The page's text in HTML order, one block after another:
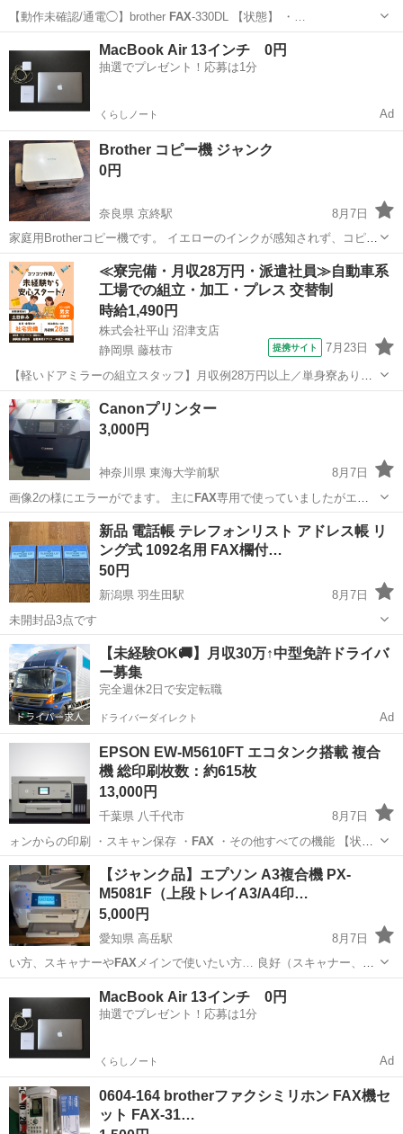
【動作未確認/通電◯】brother FAX -330DL 【状態】 ・…
船橋市 電話、ＦＡＸ brother
MacBook Air 13インチ 0円
抽選でプレゼント！応募は1分
くらしノート Ad
Brother コピー機 ジャンク
0円
奈良県 京終駅
8月7日
家庭用Brotherコピー機です。 イエローのインクが感知されず、コピー
ができませんが、ＦＡＸは、送る分には使えます。 部品が欲しい方や
修理して使ってみたい人におすすめします。 早く取りに来て頂ける人
にお譲りしたいと思いますを
奈良 奈良市 京終駅 電話、ＦＡＸ Brother
≪寮完備・月収28万円・派遣社員≫自動車系
工場での組立・加工・プレス 交替制
時給1,490円
株式会社平山 沼津支店
静岡県 藤枝市
提携サイト 7月23日
【軽いドアミラーの組立スタッフ】月収例28万円以上／単身寮あり／
年間休日121日／初めてさんも安心のカンタン作業 【未経験歓迎】軽
いドアミラーの組立スタッフ｜新設のキレイな工場◎男女活躍中！ 大
手自動車部品メーカーの新設工...
静岡 藤枝市
Canonプリンター
3,000円
神奈川県 東海大学前駅
8月7日
画像2の様にエラーがでます。 主に FAX専用で使っていましたがエラ
ーで使用でき…
神奈川 平塚市 東海大学前駅 プリンター
新品 電話帳 テレフォンリスト アドレス帳 リ
ング式 1092名用 FAX欄付…
50円
新潟県 羽生田駅
8月7日
未開封品3点です
新潟 南蒲原郡 羽生田駅 その他
【未経験OK🚚】月収30万↑中型免許ドライバ
ー募集
完全週休2日で安定転職
ドライバーダイレクト Ad
EPSON EW-M5610FT エコタンク搭載 複合
機 総印刷枚数：約615枚
13,000円
千葉県 八千代市
8月7日
ォンからの印刷 ・スキャン保存 ・ FAX ・その他すべての機能 【状
態…
千葉 八千代市 プリンター
【ジャンク品】エプソン A3複合機 PX-
M5081F（上段トレイA3/A4印…
5,000円
愛知県 高岳駅
8月7日
い方、スキャナーやFAXメインで使いたい方… 良好（スキャナー、
FAX、コピーなど基本機…
MacBook Air 13インチ 0円
抽選でプレゼント！応募は1分
くらしノート Ad
0604-164 brotherファクシミリホン FAX機セ
ット FAX-31…